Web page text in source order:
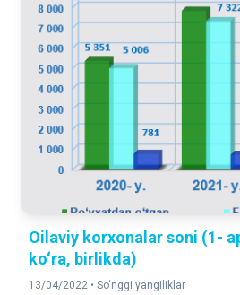
Oilaviy korxonalar soni (1-
ko‘ra, birlikda)
13/04/2022 • So‘nggi yangiliklar